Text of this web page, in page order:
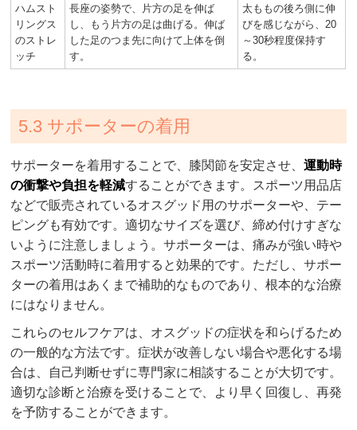
ハムスト
リングス
のストレ
ッチ
長座の姿勢で、片方の足を伸ば
し、もう片方の足は曲げる。伸ば
した足のつま先に向けて上体を倒
す。
太ももの後ろ側に伸
びを感じながら、20
～30秒程度保持す
る。
5.3 サポーターの着用
サポーターを着用することで、膝関節を安定させ、運動時
の衝撃や負担を軽減することができます。スポーツ用品店
などで販売されているオスグッド用のサポーターや、テー
ピングも有効です。適切なサイズを選び、締め付けすぎな
いように注意しましょう。サポーターは、痛みが強い時や
スポーツ活動時に着用すると効果的です。ただし、サポー
ターの着用はあくまで補助的なものであり、根本的な治療
にはなりません。
これらのセルフケアは、オスグッドの症状を和らげるため
の一般的な方法です。症状が改善しない場合や悪化する場
合は、自己判断せずに専門家に相談することが大切です。
適切な診断と治療を受けることで、より早く回復し、再発
を予防することができます。